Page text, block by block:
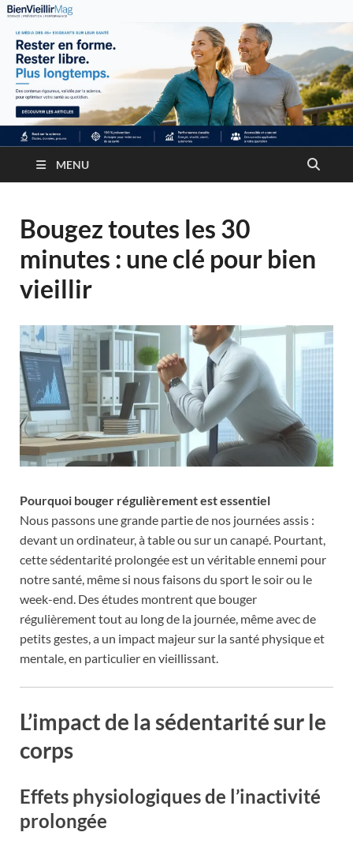
MENU
Bougez toutes les 30
minutes : une clé pour bien
vieillir
Pourquoi bouger régulièrement est essentiel
Nous passons une grande partie de nos journées assis :
devant un ordinateur, à table ou sur un canapé. Pourtant,
cette sédentarité prolongée est un véritable ennemi pour
notre santé, même si nous faisons du sport le soir ou le
week-end. Des études montrent que bouger
régulièrement tout au long de la journée, même avec de
petits gestes, a un impact majeur sur la santé physique et
mentale, en particulier en vieillissant.
L’impact de la sédentarité sur le
corps
Effets physiologiques de l’inactivité
prolongée